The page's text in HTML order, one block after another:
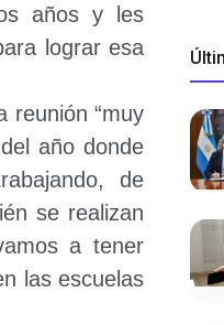
años y les
lograr esa
reunión “muy
año donde
de
se realizan
a tener
las escuelas